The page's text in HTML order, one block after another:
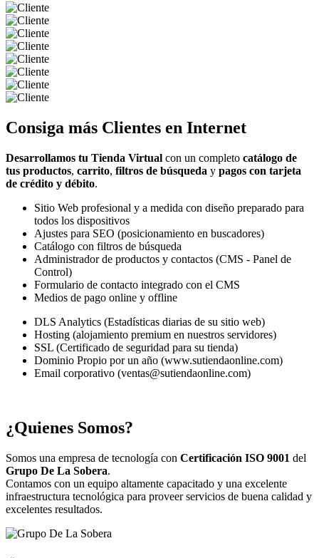
Consiga más Clientes en Internet
Desarrollamos tu Tienda Virtual con un completo catálogo de
tus productos, carrito, filtros de búsqueda y pagos con tarjeta
de crédito y débito.
Sitio Web profesional y a medida con diseño preparado para
todos los dispositivos
Ajustes para SEO (posicionamiento en buscadores)
Catálogo con filtros de búsqueda
Administrador de productos y contactos (CMS - Panel de
Control)
Formulario de contacto integrado con el CMS
Medios de pago online y offline
DLS Analytics (Estadísticas diarias de su sitio web)
Hosting (alojamiento premium en nuestros servidores)
SSL (Certificado de seguridad para su tienda)
Dominio Propio por un año (www.sutiendaonline.com)
Email corporativo (ventas@sutiendaonline.com)
¿Quienes Somos?
Somos una empresa de tecnología con Certificación ISO 9001 del
Grupo De La Sobera.
Contamos con un equipo altamente capacitado y una excelente
infraestructura tecnológica para proveer servicios de buena calidad y
excelentes resultados.